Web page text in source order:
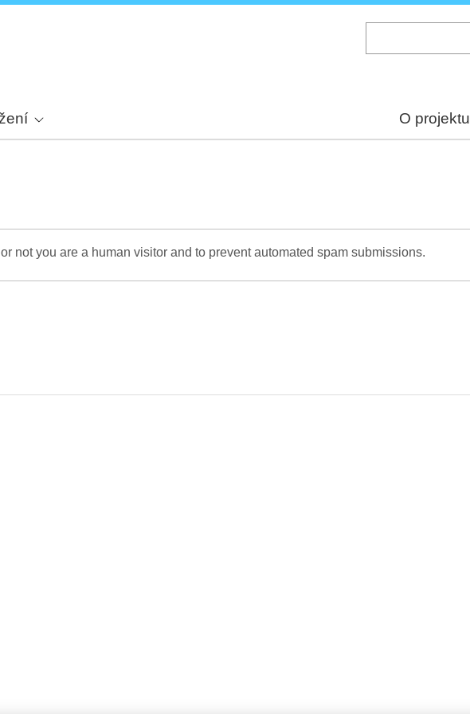
O projektu
not you are a human visitor and to prevent automated spam submissions.